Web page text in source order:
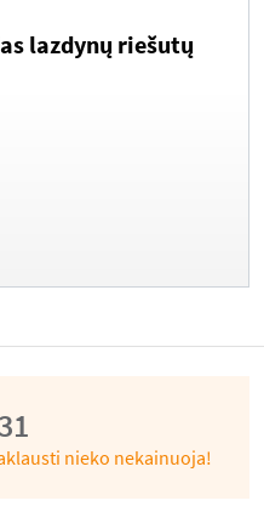
lazdynų riešutų
nieko nekainuoja!